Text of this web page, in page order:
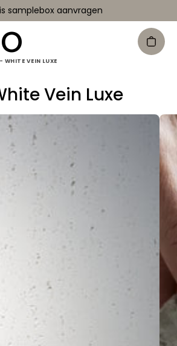
samplebox aanvragen
WHITE VEIN LUXE
Vein Luxe